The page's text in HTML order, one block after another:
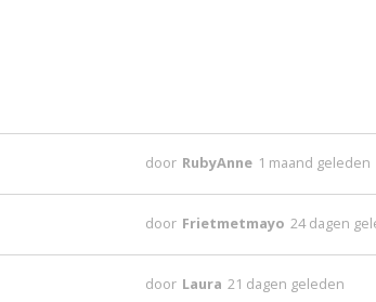
door RubyAnne 1 maand geleden
door Frietmetmayo 24 dagen
door Laura 21 dagen geleden